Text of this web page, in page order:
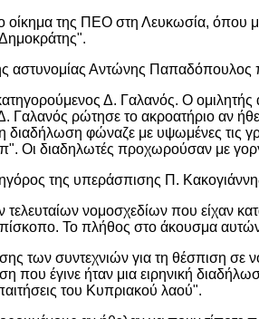
οίκημα της ΠΕΟ στη Λευκωσία,
αστυνομίας Αντώνης Παπαδόπουλος
Δ. Γαλανός. Ο
Γαλανός ρώτησε το ακροατήριο αν
φώναζε με υψωμένες τις
Οι διαδηλωτές προχωρούσαν με
της υπεράσπισης Π.
νομοσχεδίων που είχαν
Το πλήθος στο άκουσμα
των συντεχνιών για τη θέσπιση
έγινε ήταν μια ειρηνική
του Κυπριακού λαού".